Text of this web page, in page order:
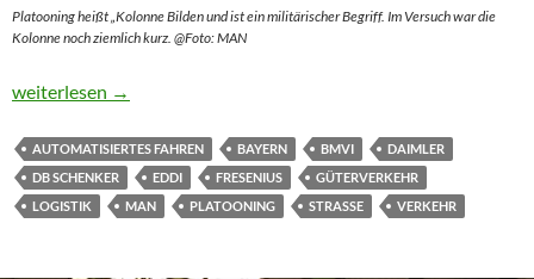
Platooning heißt „Kolonne Bilden und ist ein militärischer Begriff. Im Versuch war die
Kolonne noch ziemlich kurz. @Foto: MAN
EDDI muss noch viele Hausaufgaben machen
weiterlesen →
AUTOMATISIERTES FAHREN BAYERN BMVI
DAIMLER
DB SCHENKER
EDDI FRESENIUS
GÜTERVERKEHR
LOGISTIK
MAN PLATOONING STRASSE VERKEHR